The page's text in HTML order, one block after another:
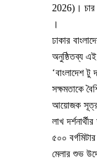
2026)। চার
।
ঢাকার
অনুষ্ঠিতব্য এই
‘বাংলাদেশ টু
সক্ষমতাকে
আয়োজক সূত্র
লাখ
৫০০
মেলার শুভ